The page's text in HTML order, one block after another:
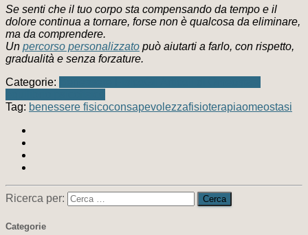
Se senti che il tuo corpo sta compensando da tempo e il
dolore continua a tornare, forse non è qualcosa da eliminare,
ma da comprendere.
Un percorso personalizzato può aiutarti a farlo, con rispetto,
gradualità e senza forzature.
Categorie:
Tag: benessere fisicoconsapevolezzafisioterapiaomeostasi
Ricerca per:
Categorie